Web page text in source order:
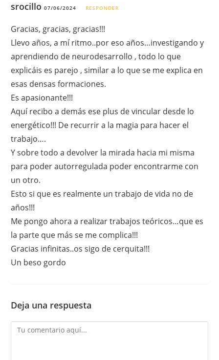
srocillo07/06/2024 RESPONDER
Gracias, gracias, gracias!!!
Llevo años, a mí ritmo..por eso años…investigando y
aprendiendo de neurodesarrollo , todo lo que
explicáis es parejo , similar a lo que se me explica en
esas densas formaciones.
Es apasionante!!!
Aquí recibo a demás ese plus de vincular desde lo
energético!!! De recurrir a la magia para hacer el
trabajo….
Y sobre todo a devolver la mirada hacia mi misma
para poder autorregulada poder encontrarme con
un otro.
Esto si que es realmente un trabajo de vida no de
años!!!
Me pongo ahora a realizar trabajos teóricos…que es
la parte que más se me complica!!!
Gracias infinitas..os sigo de cerquita!!!
Un beso gordo
Deja una respuesta